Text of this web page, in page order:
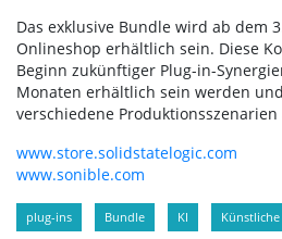
Das exklusive Bundle wird ab dem
Onlineshop erhältlich sein. Diese
Beginn zukünftiger Plug-in-
Monaten erhältlich sein werden
verschiedene
www.store.solidstatelogic.com
www.sonible.com
plug-ins Bundle KI